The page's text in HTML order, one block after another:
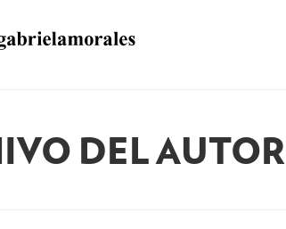
DEL AUTOR